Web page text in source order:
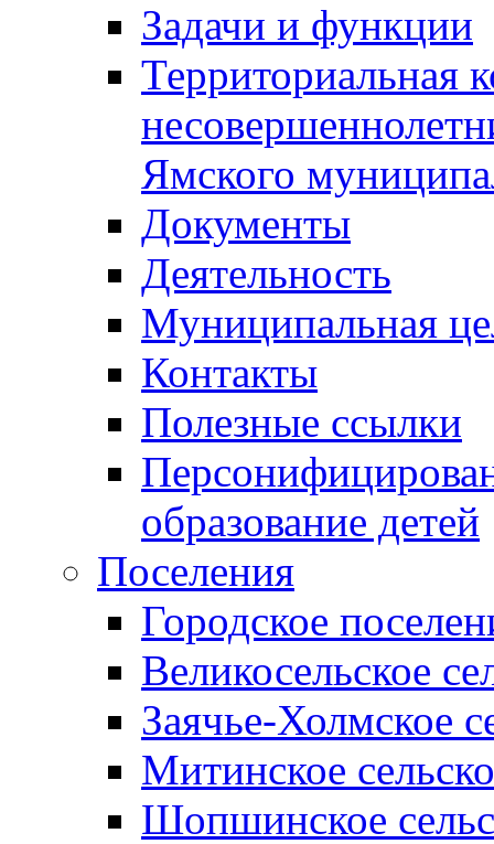
Задачи и функции
Территориальная
Ямского
Документы
Деятельность
Муниципальная
Контакты
Полезные ссылки
образование детей
Поселения
Городское
Великосельское
Заячье-Холмское
Митинское
Шопшинское